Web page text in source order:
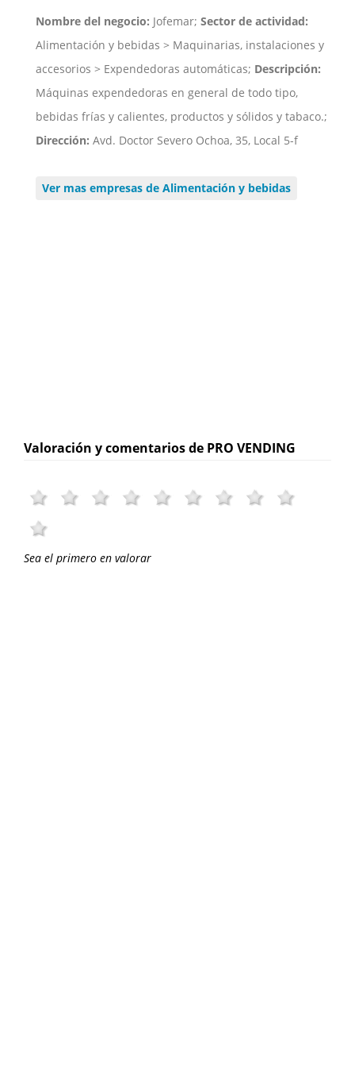
Nombre del negocio: Jofemar; Sector de actividad:
Alimentación y bebidas > Maquinarias, instalaciones y
accesorios > Expendedoras automáticas; Descripción:
Máquinas expendedoras en general de todo tipo,
bebidas frías y calientes, productos y sólidos y tabaco.;
Dirección: Avd. Doctor Severo Ochoa, 35, Local 5-f
Ver mas empresas de Alimentación y bebidas
Valoración y comentarios de PRO VENDING
Sea el primero en valorar